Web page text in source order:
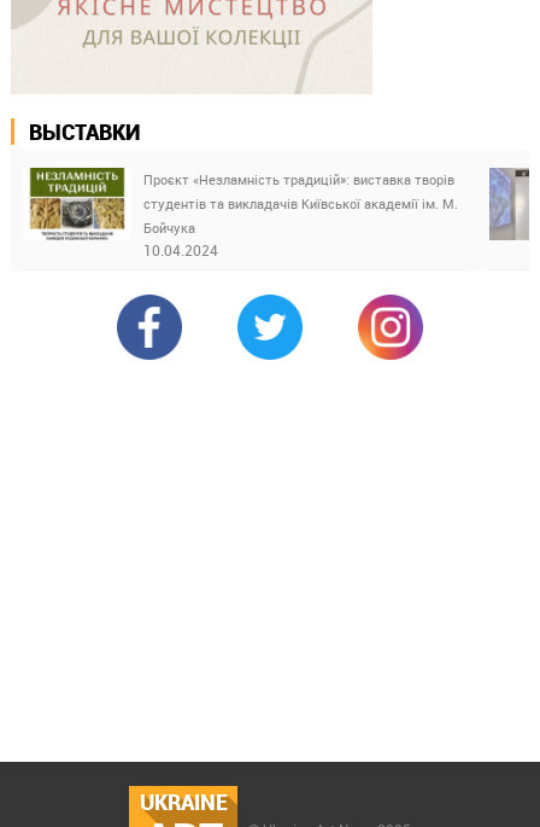
ВЫСТАВКИ
Проєкт «Незламність традицій»: виставка творів
студентів та викладачів Київської академії ім. М.
Бойчука
10.04.2024
UKRAINE